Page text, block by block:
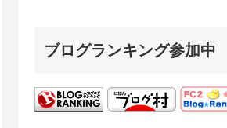
ブログランキング参加中